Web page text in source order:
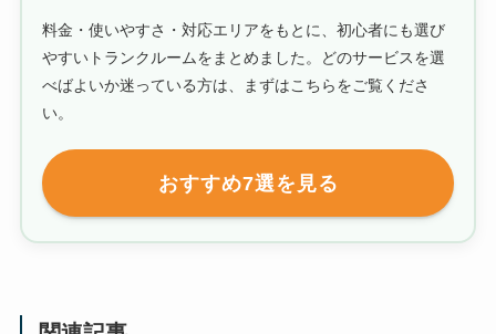
料金・使いやすさ・対応エリアをもとに、初心者にも選び
やすいトランクルームをまとめました。どのサービスを選
べばよいか迷っている方は、まずはこちらをご覧くださ
い。
おすすめ7選を見る